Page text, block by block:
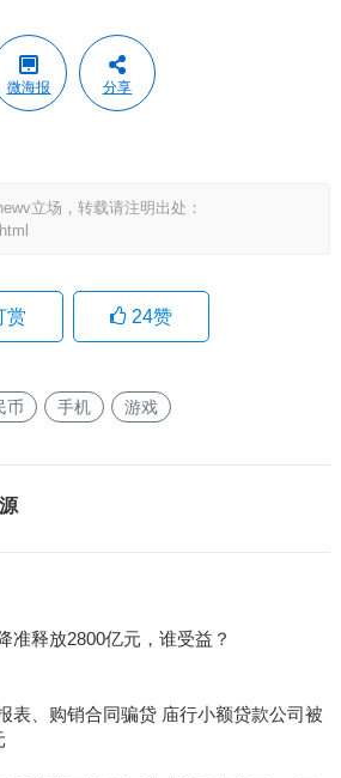
微海报 分享
立场，转载请注明出处：
赏 24赞
币 手机 游戏
准释放2800亿元，谁受益？
表、购销合同骗贷 庙行小额贷款公司被